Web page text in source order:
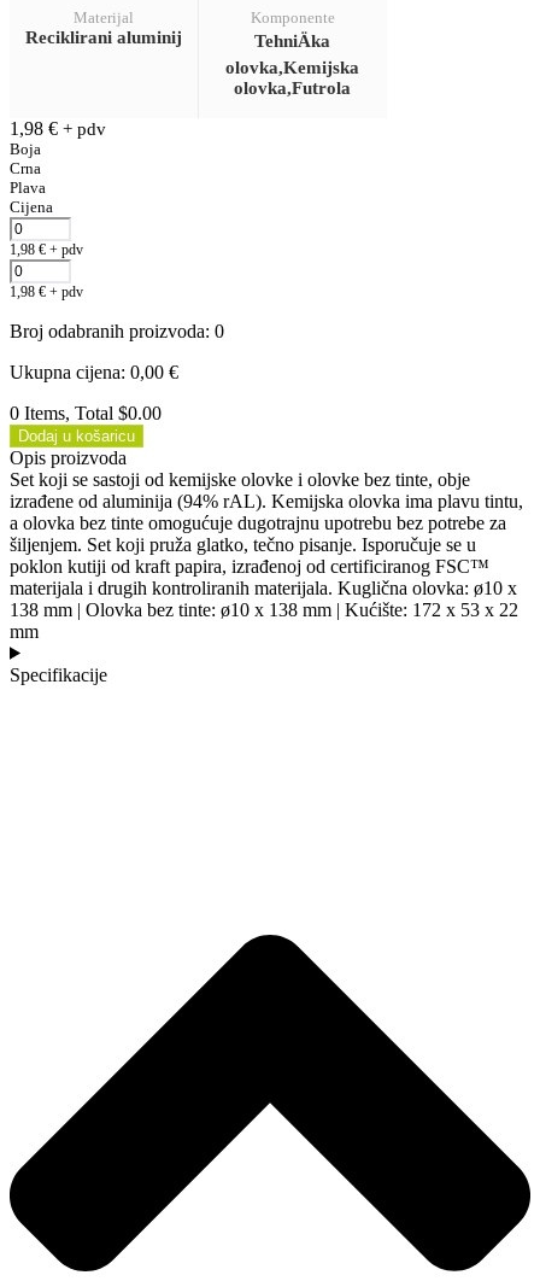
Materijal
Reciklirani aluminij
Komponente
TehniÄka
olovka,Kemijska
olovka,Futrola
1,98 € + pdv
Boja
Crna
Plava
Cijena
1,98 € + pdv
1,98 € + pdv
Broj odabranih proizvoda: 0
Ukupna cijena: 0,00 €
0 Items, Total $0.00
Dodaj u košaricu
Opis proizvoda
Set koji se sastoji od kemijske olovke i olovke bez tinte, obje
izrađene od aluminija (94% rAL). Kemijska olovka ima plavu tintu,
a olovka bez tinte omogućuje dugotrajnu upotrebu bez potrebe za
šiljenjem. Set koji pruža glatko, tečno pisanje. Isporučuje se u
poklon kutiji od kraft papira, izrađenoj od certificiranog FSC™
materijala i drugih kontroliranih materijala. Kuglična olovka: ø10 x
138 mm | Olovka bez tinte: ø10 x 138 mm | Kućište: 172 x 53 x 22
mm
Specifikacije